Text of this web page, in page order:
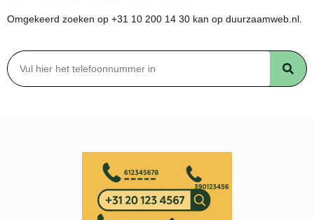
Omgekeerd zoeken op +31 10 200 14 30 kan op duurzaamweb.nl.